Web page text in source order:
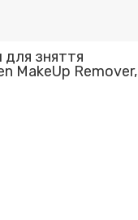
для зняття
MakeUp Remover,